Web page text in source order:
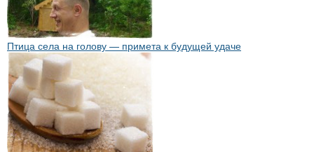
Птица села на голову — примета к будущей удаче